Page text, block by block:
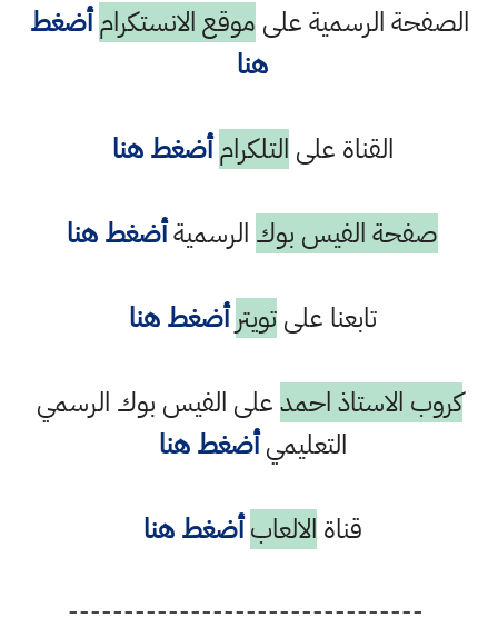
الصفحة الرسمية على موقع الانستكرام أضغط
هنا
القناة على التلكرام أضغط هنا
صفحة الفيس بوك الرسميةأضغط هنا
تابعنا علىتويتر أضغط هنا
كروب الاستاذ احمدعلى الفيس بوك الرسمي
التعليميأضغط هنا
قناة الالعاب أضغط هنا
--------------------------------